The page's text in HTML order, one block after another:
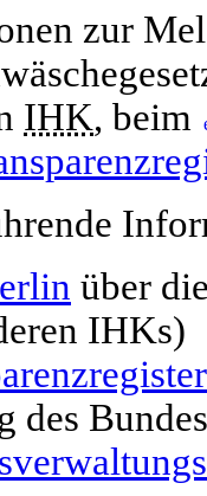
zur
IHK, beim
über
IHKs)
des